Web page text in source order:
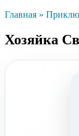
Главная »
Хозяйка